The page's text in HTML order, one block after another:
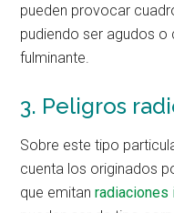
pueden provocar
pudiendo ser agudos
fulminante.
3. Peligros
Sobre este tipo
cuenta los originados
que emitanradiaciones